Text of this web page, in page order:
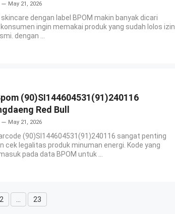
May 21, 2026
skincare dengan label BPOM makin banyak dicari
ingin memakai produk yang sudah lolos izin
dengan ...
(90)SI144604531(91)240116
Red Bull
May 21, 2026
(90)SI144604531(91)240116 sangat penting
cek legalitas produk minuman energi. Kode yang
pada data BPOM untuk ...
Page
2 Page
23